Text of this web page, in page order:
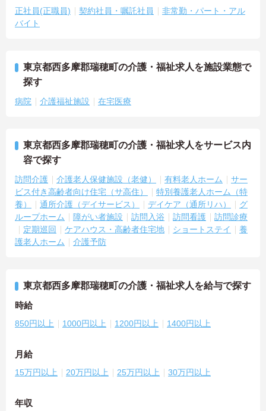
正社員(正職員) 契約社員・嘱託社員
非常勤・パート・アル
バイト
東京都西多摩郡瑞穂町の介護・福祉求人を施設業態で
探す
病院 介護福祉施設 在宅医療
東京都西多摩郡瑞穂町の介護・福祉求人をサービス内
容で探す
訪問介護 介護老人保健施設（老健） 有料老人ホーム
サー
ビス付き高齢者向け住宅（サ高住）
特別養護老人ホーム（特
養）
通所介護（デイサービス） デイケア（通所リハ）
グ
ループホーム
障がい者施設 訪問入浴 訪問看護
訪問診療
定期巡回
ケアハウス・高齢者住宅地 ショートステイ
養
護老人ホーム
介護予防
東京都西多摩郡瑞穂町の介護・福祉求人を給与で探す
時給
850円以上 1000円以上 1200円以上 1400円以上
月給
15万円以上 20万円以上 25万円以上 30万円以上
年収